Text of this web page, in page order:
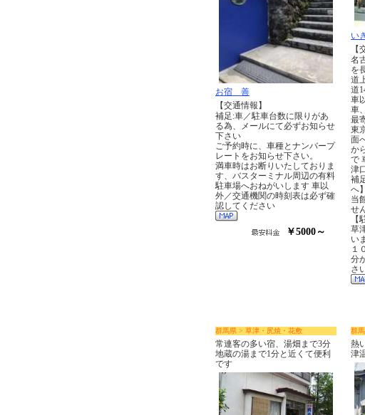
お宿 善
【交通情報】
補足:車／駐車台数に限りがあ
る為、メールにて必ずお知らせ
下さい
ご予約時に、車種とナンバープ
レートをお知らせ下さい。
満車時はお断りいたしておりま
す、バスターミナル周辺の有料
駐車場へおねがいします 車以
外／交通機関の時刻表は必ず確
認してください
￥5000～
い
【
名
を
道
道
車
車
最
東
面
か
で
津
補
へ】
当
せ
【
草
い
１
分
さ
群馬県 > 草津・尻焼・花敷
常連客の多い宿、湯畑まで3分
地蔵の湯まで1分と近くて便利
です
群
熱
津